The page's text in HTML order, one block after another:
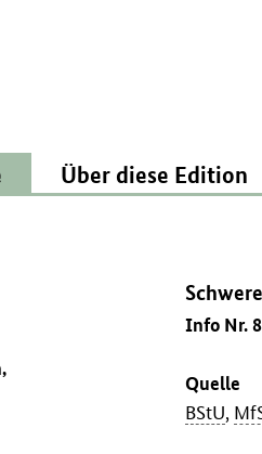
Über diese Edition
Info Nr.
Quelle
BStU,